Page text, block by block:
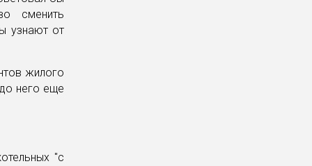
сменить
узнают от
жилого
него еще
"с